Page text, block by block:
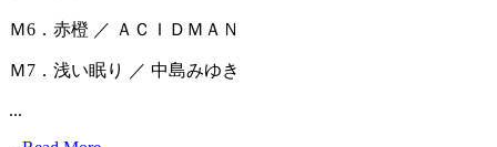
Ｍ6．赤橙 ／ ＡＣＩＤＭＡＮ
Ｍ7．浅い眠り ／ 中島みゆき
...